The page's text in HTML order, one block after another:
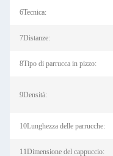
6Tecnica:
7Distanze:
8Tipo di parrucca in pizzo:
9Densità:
10Lunghezza delle parrucche:
11Dimensione del cappuccio: